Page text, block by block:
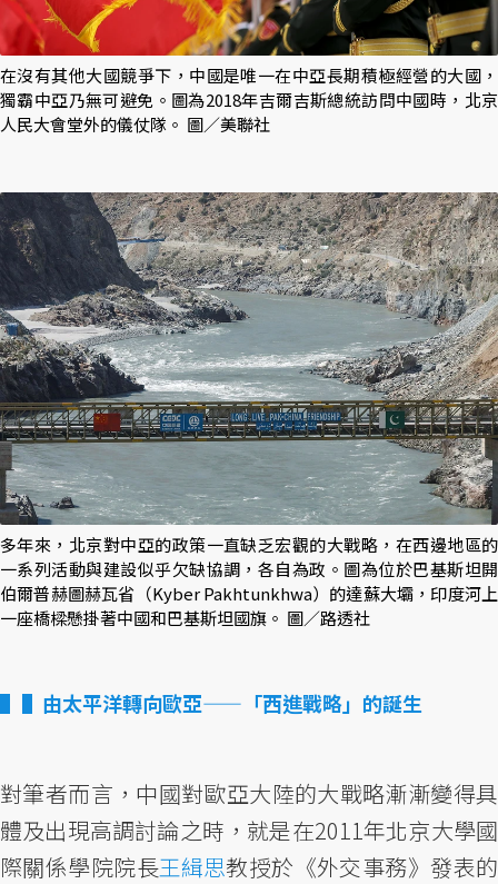
在沒有其他大國競爭下，中國是唯一在中亞長期積極經營的大國，
獨霸中亞乃無可避免。圖為2018年吉爾吉斯總統訪問中國時，北京
人民大會堂外的儀仗隊。 圖／美聯社
多年來，北京對中亞的政策一直缺乏宏觀的大戰略，在西邊地區的
一系列活動與建設似乎欠缺協調，各自為政。圖為位於巴基斯坦開
伯爾普赫圖赫瓦省（Kyber Pakhtunkhwa）的達蘇大壩，印度河上
一座橋樑懸掛著中國和巴基斯坦國旗。 圖／路透社
▌由太平洋轉向歐亞——「西進戰略」的誕生
對筆者而言，中國對歐亞大陸的大戰略漸漸變得具
體及出現高調討論之時，就是在2011年北京大學國
際關係學院院長王緝思教授於《外交事務》發表的